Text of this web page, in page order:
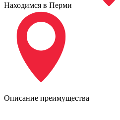
Находимся в Перми
Описание преимущества